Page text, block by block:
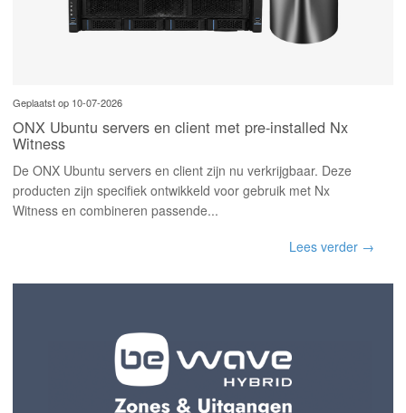
Geplaatst op 10-07-2026
ONX Ubuntu servers en client met pre-installed Nx
Witness
De ONX Ubuntu servers en client zijn nu verkrijgbaar. Deze
producten zijn specifiek ontwikkeld voor gebruik met Nx
Witness en combineren passende...
Lees verder →